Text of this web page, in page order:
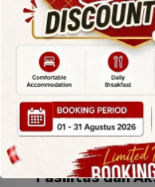
Selain itu, area
bagi para pemula
bertabrakan dengan
sekolah surfing lokal
dasar di sekitar
berpengalaman dan
Fasilitas dan